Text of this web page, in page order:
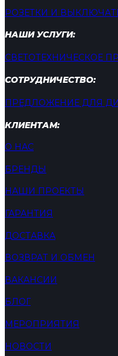
РОЗЕТКИ И
НАШИ УСЛУГИ:
СВЕТОТЕХНИЧЕСКОЕ
СОТРУДНИЧЕСТВО:
ПРЕДЛОЖЕНИЕ ДЛЯ
КЛИЕНТАМ:
О НАС
БРЕНДЫ
НАШИ ПРОЕКТЫ
ГАРАНТИЯ
ДОСТАВКА
ВОЗВРАТ И ОБМЕН
ВАКАНСИИ
БЛОГ
МЕРОПРИЯТИЯ
НОВОСТИ